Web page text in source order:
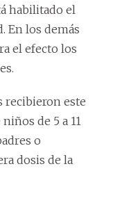
habilitado el
En los demás
el efecto los
recibieron este
de 5 a 11
o
dosis de la